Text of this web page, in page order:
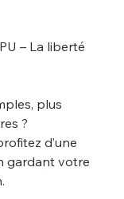
– La liberté
plus
?
d’une
gardant votre